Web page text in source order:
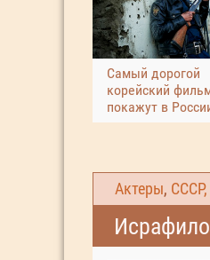
Самый дорогой
корейский
покажут в
Актеры,